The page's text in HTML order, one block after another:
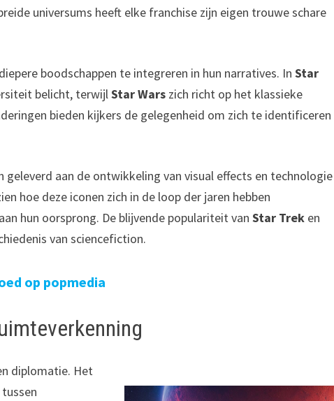
universums heeft elke franchise zijn eigen trouwe schare
boodschappen te integreren in hun narratives. InStar
belicht, terwijlStar Wars zich richt op het klassieke
bieden kijkers de gelegenheid om zich te identificeren
geleverd aan de ontwikkeling van visual effects en technologie
hoe deze iconen zich in de loop der jaren hebben
hun oorsprong. De blijvende populariteit vanStar Trek en
van sciencefiction.
op popmedia
diplomatie. Het